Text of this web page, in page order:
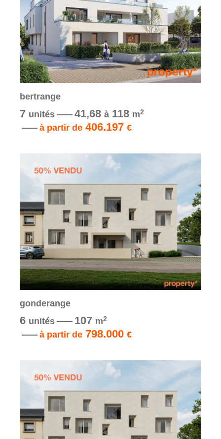
bertrange
7 unités 41,68 à 118 m2
à partir de 406.197 €
gonderange
6 unités 107 m2
à partir de 798.000 €